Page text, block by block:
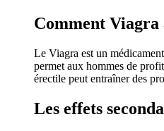
Comment
Le Viagra est un
permet aux hommes de
érectile peut entraîner des
Les effets